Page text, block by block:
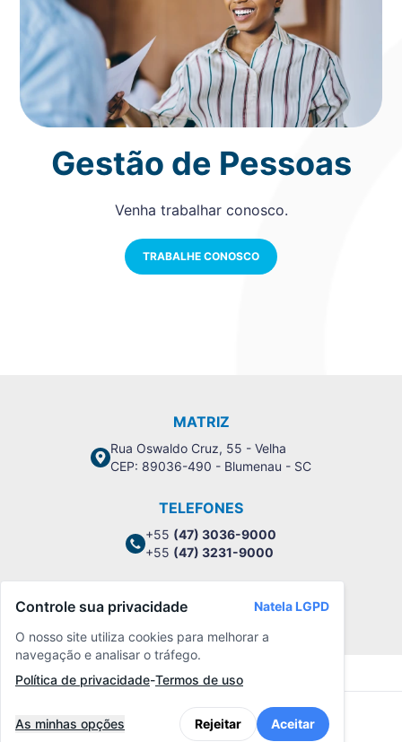
Gestão de Pessoas
Venha trabalhar conosco.
TRABALHE CONOSCO
MATRIZ
Rua Oswaldo Cruz, 55 - Velha
CEP: 89036-490 - Blumenau - SC
TELEFONES
+55 (47) 3036-9000
+55 (47) 3231-9000
Política de Privacidade
Controle sua privacidade
Natela LGPD
O nosso site utiliza cookies para melhorar a
navegação e analisar o tráfego.
Política de privacidade-Termos de uso
As minhas opções Rejeitar Aceitar